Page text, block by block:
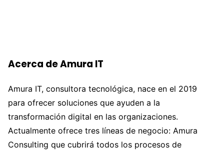
Acerca de Amura IT
Amura IT, consultora tecnológica, nace en el 2019
para ofrecer soluciones que ayuden a la
transformación digital en las organizaciones.
Actualmente ofrece tres líneas de negocio: Amura
Consulting que cubrirá todos los procesos de